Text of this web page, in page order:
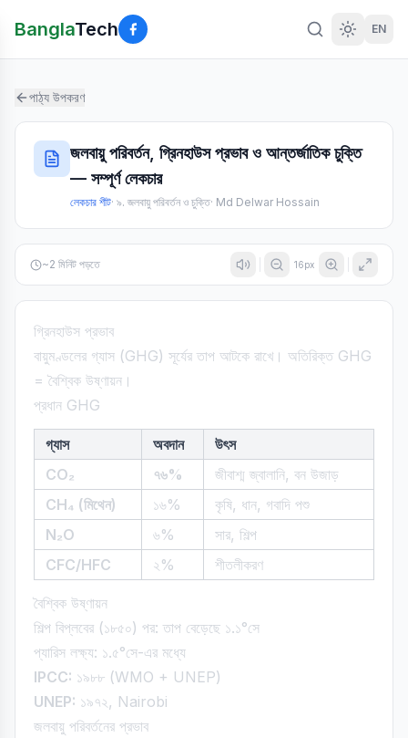
BanglaTech EN
পাঠ্য উপকরণ
জলবায়ু পরিবর্তন, গ্রিনহাউস প্রভাব ও আন্তর্জাতিক চুক্তি
— সম্পূর্ণ লেকচার
লেকচার শীট· ৯. জলবায়ু পরিবর্তন ও চুক্তি· Md Delwar Hossain
~2 মিনিট পড়তে 16px
গ্রিনহাউস প্রভাব
বায়ুমণ্ডলের গ্যাস (GHG) সূর্যের তাপ আটকে রাখে। অতিরিক্ত GHG
= বৈশ্বিক উষ্ণায়ন।
প্রধান GHG
গ্যাস অবদান
উৎস
CO₂
৭৬%
জীবাশ্ম জ্বালানি, বন উজাড়
CH₄ (মিথেন)
১৬%
কৃষি, ধান, গবাদি পশু
N₂O
৬%
সার, শিল্প
CFC/HFC
২% শীতলীকরণ
বৈশ্বিক উষ্ণায়ন
শিল্প বিপ্লবের (১৮৫০) পর: তাপ বেড়েছে ১.১°সে
প্যারিস লক্ষ্য: ১.৫°সে-এর মধ্যে
IPCC: ১৯৮৮ (WMO + UNEP)
UNEP: ১৯৭২, Nairobi
জলবায়ু পরিবর্তনের প্রভাব